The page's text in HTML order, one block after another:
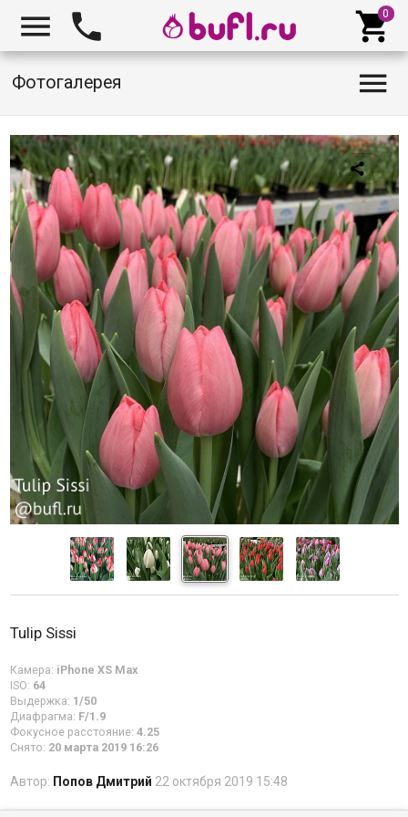
  
Фотогалерея 
Tulip Sissi
Камера: iPhone XS Max
ISO: 64
Выдержка: 1/50
Диафрагма: F/1.9
Фокусное расстояние: 4.25
Снято: 20 марта 2019 16:26
Автор: Попов Дмитрий 22 октября 2019 15:48